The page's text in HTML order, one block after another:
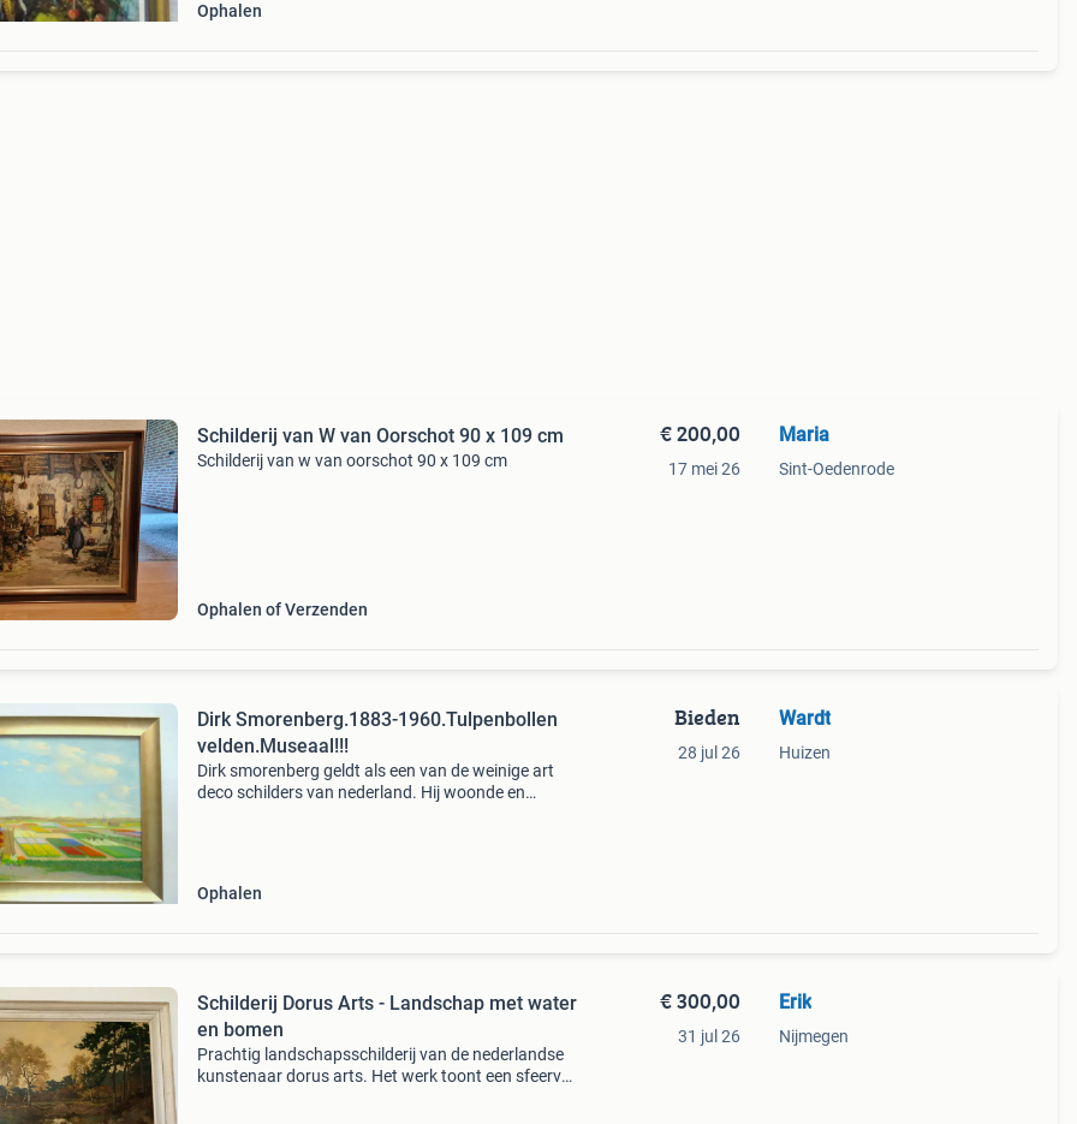
Ophalen
Schilderij van W van Oorschot 90 x 109 cm
Schilderij van w van oorschot 90 x 109 cm
Ophalen of Verzenden
€ 200,00
17 mei 26
Maria
Sint-Oedenrode
Dirk Smorenberg.1883-1960.Tulpenbollen
velden.Museaal!!!
Dirk smorenberg geldt als een van de weinige art
deco schilders van nederland. Hij woonde en
Ophalen
Bieden
28 jul 26
Wardt
Huizen
Schilderij Dorus Arts - Landschap met water
en bomen
Prachtig landschapsschilderij van de nederlandse
kunstenaar dorus arts. Het werk toont een sfeervol
€ 300,00
31 jul 26
Erik
Nijmegen